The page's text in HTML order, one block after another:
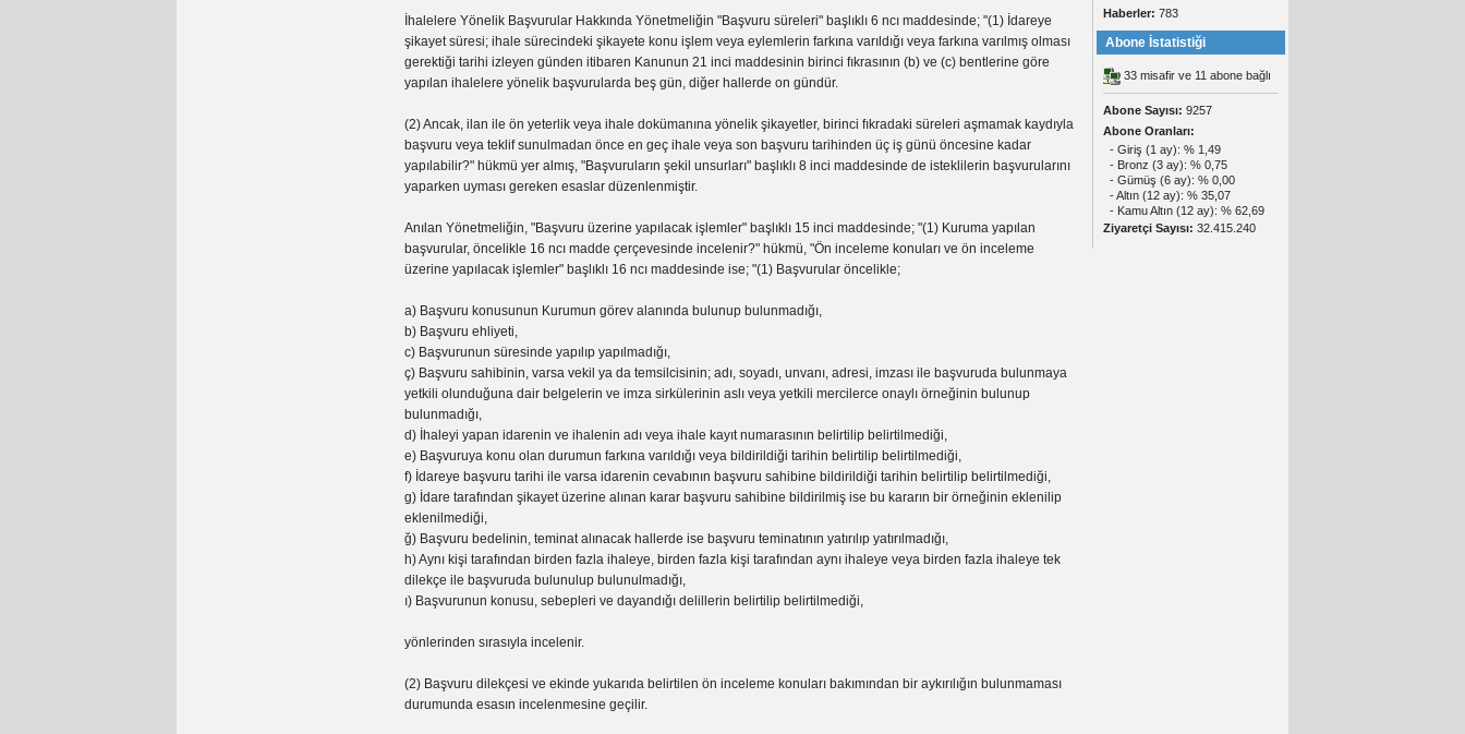
İhalelere Yönelik Başvurular Hakkında Yönetmeliğin "Başvuru süreleri" başlıklı 6 ncı maddesinde; "(1) İdareye
şikayet süresi; ihale sürecindeki şikayete konu işlem veya eylemlerin farkına varıldığı veya farkına varılmış olması
gerektiği tarihi izleyen günden itibaren Kanunun 21 inci maddesinin birinci fıkrasının (b) ve (c) bentlerine göre
yapılan ihalelere yönelik başvurularda beş gün, diğer hallerde on gündür.
(2) Ancak, ilan ile ön yeterlik veya ihale dokümanına yönelik şikayetler, birinci fıkradaki süreleri aşmamak kaydıyla
başvuru veya teklif sunulmadan önce en geç ihale veya son başvuru tarihinden üç iş günü öncesine kadar
yapılabilir?" hükmü yer almış, "Başvuruların şekil unsurları" başlıklı 8 inci maddesinde de isteklilerin başvurularını
yaparken uyması gereken esaslar düzenlenmiştir.
Anılan Yönetmeliğin, "Başvuru üzerine yapılacak işlemler" başlıklı 15 inci maddesinde; "(1) Kuruma yapılan
başvurular, öncelikle 16 ncı madde çerçevesinde incelenir?" hükmü, "Ön inceleme konuları ve ön inceleme
üzerine yapılacak işlemler" başlıklı 16 ncı maddesinde ise; "(1) Başvurular öncelikle;
a) Başvuru konusunun Kurumun görev alanında bulunup bulunmadığı,
b) Başvuru ehliyeti,
c) Başvurunun süresinde yapılıp yapılmadığı,
ç) Başvuru sahibinin, varsa vekil ya da temsilcisinin; adı, soyadı, unvanı, adresi, imzası ile başvuruda bulunmaya
yetkili olunduğuna dair belgelerin ve imza sirkülerinin aslı veya yetkili mercilerce onaylı örneğinin bulunup
bulunmadığı,
d) İhaleyi yapan idarenin ve ihalenin adı veya ihale kayıt numarasının belirtilip belirtilmediği,
e) Başvuruya konu olan durumun farkına varıldığı veya bildirildiği tarihin belirtilip belirtilmediği,
f) İdareye başvuru tarihi ile varsa idarenin cevabının başvuru sahibine bildirildiği tarihin belirtilip belirtilmediği,
g) İdare tarafından şikayet üzerine alınan karar başvuru sahibine bildirilmiş ise bu kararın bir örneğinin eklenilip
eklenilmediği,
ğ) Başvuru bedelinin, teminat alınacak hallerde ise başvuru teminatının yatırılıp yatırılmadığı,
h) Aynı kişi tarafından birden fazla ihaleye, birden fazla kişi tarafından aynı ihaleye veya birden fazla ihaleye tek
dilekçe ile başvuruda bulunulup bulunulmadığı,
ı) Başvurunun konusu, sebepleri ve dayandığı delillerin belirtilip belirtilmediği,
yönlerinden sırasıyla incelenir.
(2) Başvuru dilekçesi ve ekinde yukarıda belirtilen ön inceleme konuları bakımından bir aykırılığın bulunmaması
durumunda esasın incelenmesine geçilir.
Haberler: 783
Abone İstatistiği
33 misafir ve 11 abone bağlı
Abone Sayısı: 9257
Abone Oranları:
- Giriş (1 ay): % 1,49
- Bronz (3 ay): % 0,75
- Gümüş (6 ay): % 0,00
- Altın (12 ay): % 35,07
- Kamu Altın (12 ay): % 62,69
Ziyaretçi Sayısı: 32.415.240